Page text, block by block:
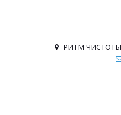
РИТМ ЧИСТОТЫ